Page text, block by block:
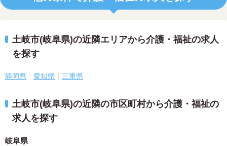
土岐市(岐阜県)の近隣エリアから介護・福祉の求人
を探す
静岡県 愛知県 三重県
土岐市(岐阜県)の近隣の市区町村から介護・福祉の
求人を探す
岐阜県